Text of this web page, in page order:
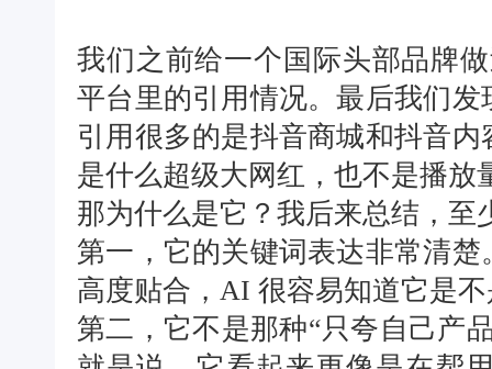
我们之前给一个国际头部品牌
平台里的引用情况。最后我们
引用很多的是抖音商城和抖音
是什么超级大网红，也不是播放
那为什么是它？我后来总结，至
第一，它的关键词表达非常清
高度贴合，AI 很容易知道它是
第二，它不是那种“只夸自己产